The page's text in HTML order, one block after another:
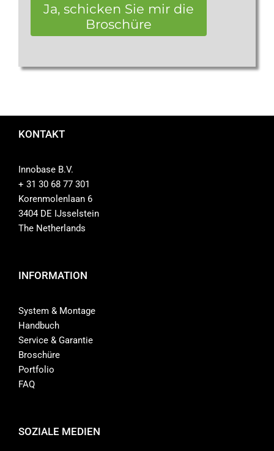
Ja, schicken Sie mir die
Broschüre
KONTAKT
Innobase B.V.
+ 31 30 68 77 301
Korenmolenlaan 6
3404 DE IJsselstein
The Netherlands
INFORMATION
System & Montage
Handbuch
Service & Garantie
Broschüre
Portfolio
FAQ
SOZIALE MEDIEN